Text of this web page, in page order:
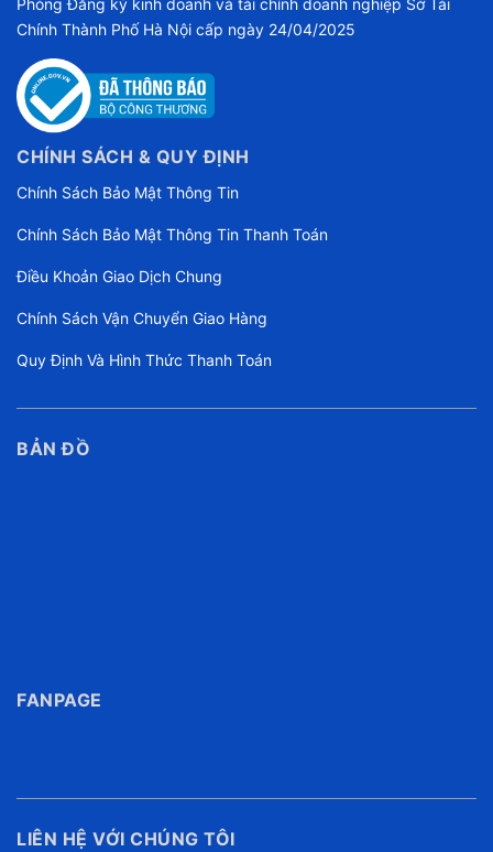
Phòng Đăng ký kinh doanh và tài chính doanh nghiệp Sở Tài
Chính Thành Phố Hà Nội cấp ngày 24/04/2025
CHÍNH SÁCH & QUY ĐỊNH
Chính Sách Bảo Mật Thông Tin
Chính Sách Bảo Mật Thông Tin Thanh Toán
Điều Khoản Giao Dịch Chung
Chính Sách Vận Chuyển Giao Hàng
Quy Định Và Hình Thức Thanh Toán
BẢN ĐỒ
FANPAGE
LIÊN HỆ VỚI CHÚNG TÔI